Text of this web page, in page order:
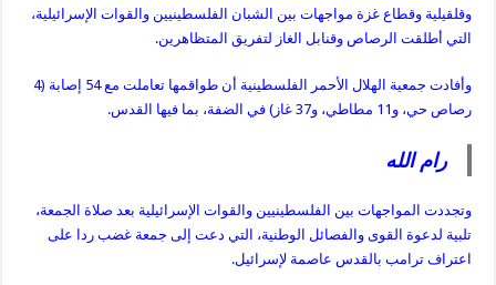
وقلقيلية وقطاع غزة مواجهات بين الشبان الفلسطينيين والقوات الإسرائيلية،
التي أطلقت الرصاص وقنابل الغاز لتفريق المتظاهرين.
وأفادت جمعية الهلال الأحمر الفلسطينية أن طواقمها تعاملت مع 54 إصابة (4
رصاص حي، و11 مطاطي، و37 غاز) في الضفة، بما فيها القدس.
رام الله
وتجددت المواجهات بين الفلسطينيين والقوات الإسرائيلية بعد صلاة الجمعة،
تلبية لدعوة القوى والفصائل الوطنية، التي دعت إلى جمعة غضب ردا على
اعتراف ترامب بالقدس عاصمة لإسرائيل.